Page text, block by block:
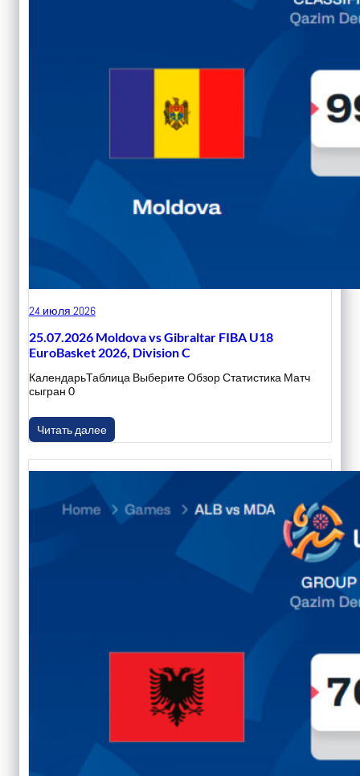
24 июля 2026
25.07.2026 Moldova vs Gibraltar FIBA U18
EuroBasket 2026, Division C
КалендарьТаблица Выберите Обзор Статистика Матч
сыгран 0
Читать далее